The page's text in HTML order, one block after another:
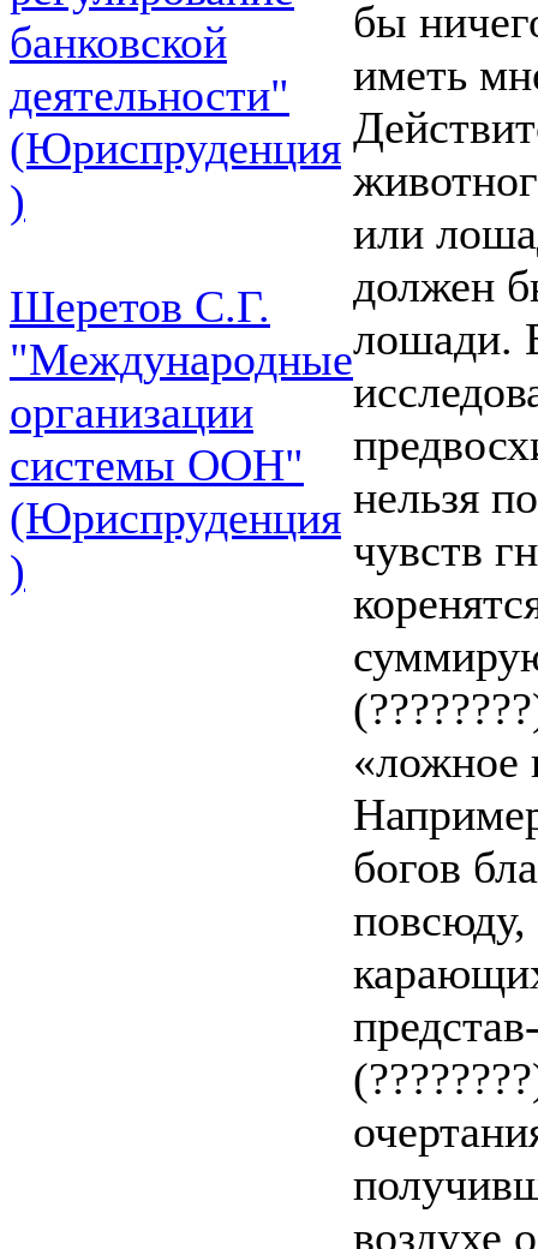
банковской
деятельности"
(Юриспруденция
)
Шеретов С.Г.
"Международные
организации
системы ООН"
(Юриспруденция
)
бы
иметь
или
должен
лошади.
нельзя
чувств
«ложное
богов
повсюду,
воздухе